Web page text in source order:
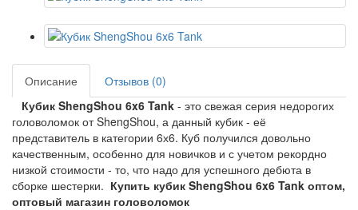
Описание
Отзывов (0)
Кубик ShengShou 6x6 Tank - это свежая серия недорогих
головоломок от ShengShou, а данный кубик - её
представитель в категории 6х6. Куб получился довольно
качественным, особенно для новичков и с учетом рекордно
низкой стоимости - то, что надо для успешного дебюта в
сборке шестерки. Купить кубик ShengShou 6x6 Tank оптом,
оптовый магазин головоломок